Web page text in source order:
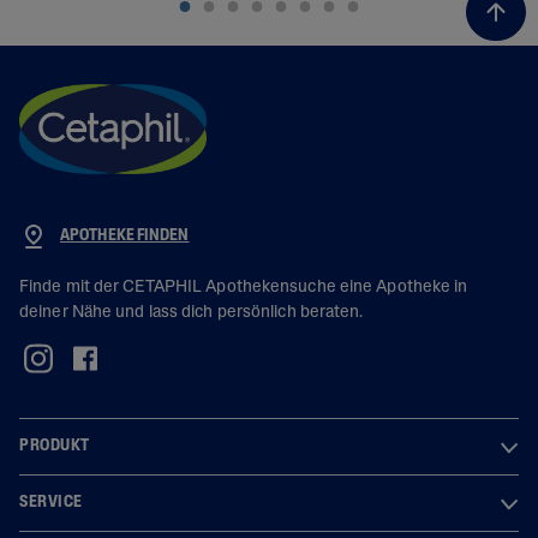
APOTHEKE FINDEN
Finde mit der CETAPHIL Apothekensuche eine Apotheke in
deiner Nähe und lass dich persönlich beraten.
PRODUKT
SERVICE